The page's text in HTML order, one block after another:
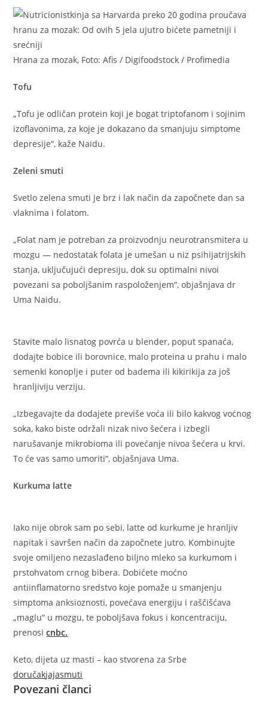
Hrana za mozak, Foto: Afis / Digifoodstock / Profimedia
Tofu
„Tofu je odličan protein koji je bogat triptofanom i sojinim
izoflavonima, za koje je dokazano da smanjuju simptome
depresije“, kaže Naidu.
Zeleni smuti
Svetlo zelena smuti je brz i lak način da započnete dan sa
vlaknima i folatom.
„Folat nam je potreban za proizvodnju neurotransmitera u
mozgu — nedostatak folata je umešan u niz psihijatrijskih
stanja, uključujući depresiju, dok su optimalni nivoi
povezani sa poboljšanim raspoloženjem“, objašnjava dr
Uma Naidu.
Stavite malo lisnatog povrća u blender, poput spanaća,
dodajte bobice ili borovnice, malo proteina u prahu i malo
semenki konoplje i puter od badema ili kikirikija za još
hranljiviju verziju.
„Izbegavajte da dodajete previše voća ili bilo kakvog voćnog
soka, kako biste održali nizak nivo šećera i izbegli
narušavanje mikrobioma ili povećanje nivoa šećera u krvi.
To će vas samo umoriti“, objašnjava Uma.
Kurkuma latte
Iako nije obrok sam po sebi, latte od kurkume je hranljiv
napitak i savršen način da započnete jutro. Kombinujte
svoje omiljeno nezaslađeno biljno mleko sa kurkumom i
prstohvatom crnog bibera. Dobićete moćno
antiinflamatorno sredstvo koje pomaže u smanjenju
simptoma anksioznosti, povećava energiju i raščišćava
„maglu“ u mozgu, te poboljšava fokus i koncentraciju,
prenosicnbc.
Keto, dijeta uz masti – kao stvorena za Srbe
doručakjajasmuti
Povezani članci